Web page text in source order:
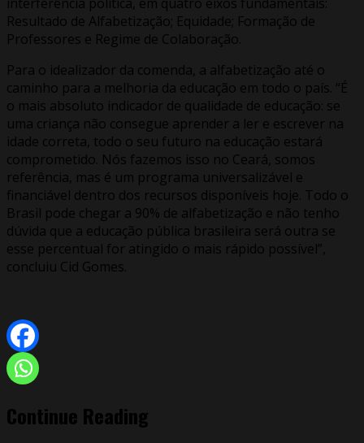
Resultado de Alfabetização; Equidade; Formação de
Professores e Regime de Colaboração.
Para o idealizador da comenda, a alfabetização até o
caminho para a melhoria da educação em todo o país. “É
o mais absoluto indicador de qualidade de educação: se
uma criança não consegue aprender a ler e escrever na
idade correta, todo o seu futuro na educação estará
comprometido. Nós fazemos isso no Ceará, somos
referência, mas é um programa universalizável e
financiável dentro dos recursos disponíveis hoje. Todo o
Brasil pode chegar a 90% de alfabetização e não tenho
dúvida que a educação pública brasileira será outra se
esse percentual for atingido o mais rápido possível”,
concluiu Cid Gomes.
Continue Reading